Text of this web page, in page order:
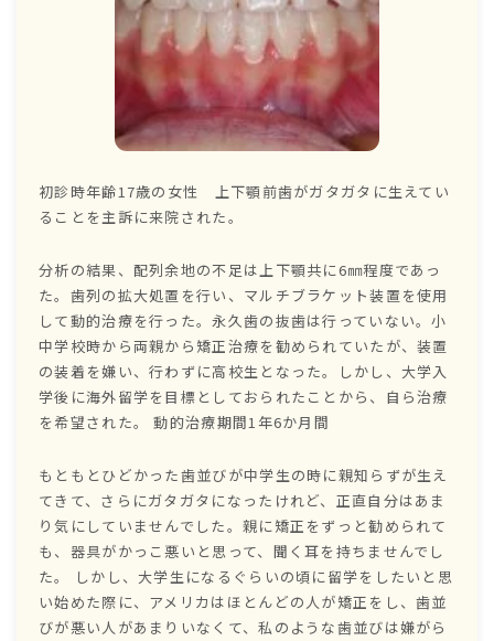
初診時年齢17歳の女性 上下顎前歯がガタガタに生えてい
ることを主訴に来院された。
分析の結果、配列余地の不足は上下顎共に6㎜程度であっ
た。歯列の拡大処置を行い、マルチブラケット装置を使用
して動的治療を行った。永久歯の抜歯は行っていない。小
中学校時から両親から矯正治療を勧められていたが、装置
の装着を嫌い、行わずに高校生となった。しかし、大学入
学後に海外留学を目標としておられたことから、自ら治療
を希望された。 動的治療期間1年6か月間
もともとひどかった歯並びが中学生の時に親知らずが生え
てきて、さらにガタガタになったけれど、正直自分はあま
り気にしていませんでした。親に矯正をずっと勧められて
も、器具がかっこ悪いと思って、聞く耳を持ちませんでし
た。 しかし、大学生になるぐらいの頃に留学をしたいと思
い始めた際に、アメリカはほとんどの人が矯正をし、歯並
びが悪い人があまりいなくて、私のような歯並びは嫌がら